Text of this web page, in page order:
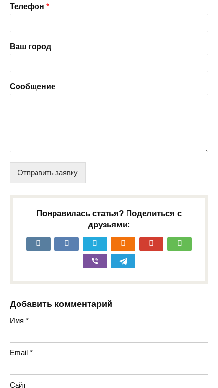
Телефон *
Ваш город
Сообщение
Отправить заявку
Понравилась статья? Поделиться с
друзьями:
Добавить комментарий
Имя *
Email *
Сайт